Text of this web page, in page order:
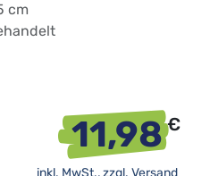
cm
11,98€
inkl. MwSt., zzgl. Versand